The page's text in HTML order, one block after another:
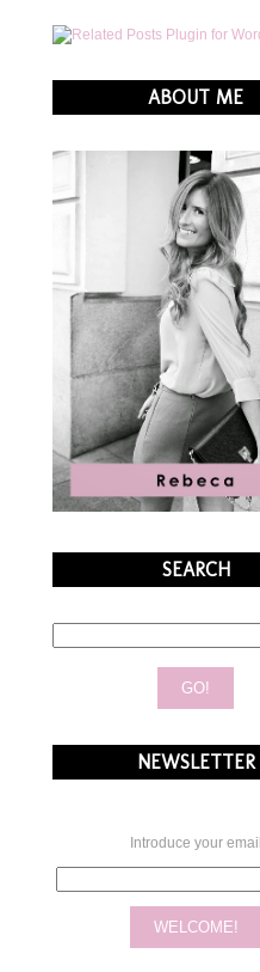
ABOUT ME
SEARCH
NEWSLETTER
Introduce your email